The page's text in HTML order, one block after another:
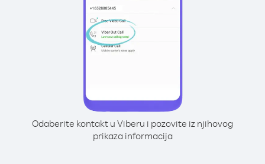
Odaberite kontakt u Viberu i pozovite iz njihovog
prikaza informacija